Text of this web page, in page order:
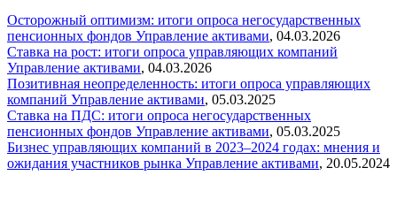
Осторожный оптимизм: итоги опроса негосударственных
пенсионных фондов Управление активами, 04.03.2026
Ставка на рост: итоги опроса управляющих компаний
Управление активами, 04.03.2026
Позитивная неопределенность: итоги опроса управляющих
компаний Управление активами, 05.03.2025
Ставка на ПДС: итоги опроса негосударственных
пенсионных фондов Управление активами, 05.03.2025
Бизнес управляющих компаний в 2023–2024 годах: мнения и
ожидания участников рынка Управление активами, 20.05.2024